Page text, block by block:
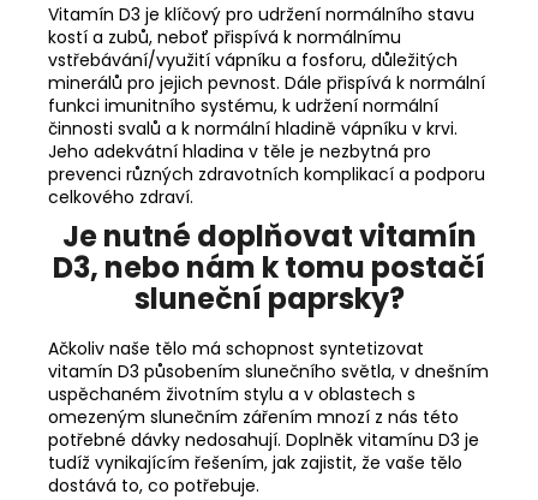
Vitamín D3 je klíčový pro udržení normálního stavu
kostí a zubů, neboť přispívá k normálnímu
vstřebávání/využití vápníku a fosforu, důležitých
minerálů pro jejich pevnost. Dále přispívá k normální
funkci imunitního systému, k udržení normální
činnosti svalů a k normální hladině vápníku v krvi.
Jeho adekvátní hladina v těle je nezbytná pro
prevenci různých zdravotních komplikací a podporu
celkového zdraví.
Je nutné doplňovat vitamín
D3, nebo nám k tomu postačí
sluneční paprsky?
Ačkoliv naše tělo má schopnost syntetizovat
vitamín D3 působením slunečního světla, v dnešním
uspěchaném životním stylu a v oblastech s
omezeným slunečním zářením mnozí z nás této
potřebné dávky nedosahují. Doplněk vitamínu D3 je
tudíž vynikajícím řešením, jak zajistit, že vaše tělo
dostává to, co potřebuje.
CALMAG
MANGO
595
Kč